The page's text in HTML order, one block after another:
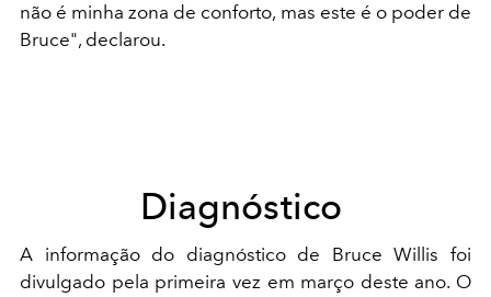
não é minha zona de conforto, mas este é o poder de
Bruce", declarou.
Diagnóstico
A informação do diagnóstico de Bruce Willis foi
divulgado pela primeira vez em março deste ano. O